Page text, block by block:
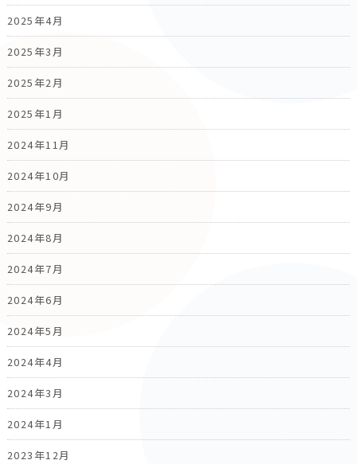
2025年4月
2025年3月
2025年2月
2025年1月
2024年11月
2024年10月
2024年9月
2024年8月
2024年7月
2024年6月
2024年5月
2024年4月
2024年3月
2024年1月
2023年12月